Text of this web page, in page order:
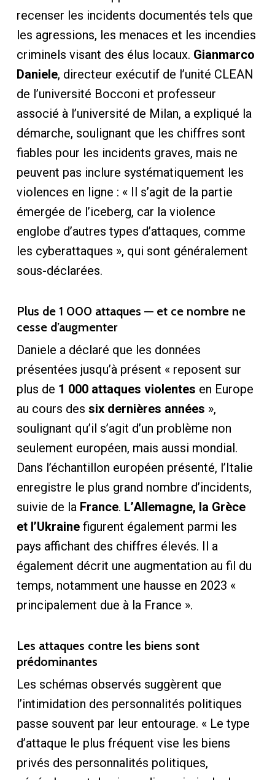
recenser les incidents documentés tels que
les agressions, les menaces et les incendies
criminels visant des élus locaux. Gianmarco
Daniele, directeur exécutif de l’unité CLEAN
de l’université Bocconi et professeur
associé à l’université de Milan, a expliqué la
démarche, soulignant que les chiffres sont
fiables pour les incidents graves, mais ne
peuvent pas inclure systématiquement les
violences en ligne : « Il s’agit de la partie
émergée de l’iceberg, car la violence
englobe d’autres types d’attaques, comme
les cyberattaques », qui sont généralement
sous-déclarées.
Plus de 1 000 attaques — et ce nombre ne
cesse d’augmenter
Daniele a déclaré que les données
présentées jusqu’à présent « reposent sur
plus de 1 000 attaques violentes en Europe
au cours des six dernières années »,
soulignant qu’il s’agit d’un problème non
seulement européen, mais aussi mondial.
Dans l’échantillon européen présenté, l’Italie
enregistre le plus grand nombre d’incidents,
suivie de la France. L’Allemagne, la Grèce
et l’Ukrainefigurent également parmi les
pays affichant des chiffres élevés. Il a
également décrit une augmentation au fil du
temps, notamment une hausse en 2023 «
principalement due à la France ».
Les attaques contre les biens sont
prédominantes
Les schémas observés suggèrent que
l’intimidation des personnalités politiques
passe souvent par leur entourage. « Le type
d’attaque le plus fréquent vise les biens
privés des personnalités politiques,